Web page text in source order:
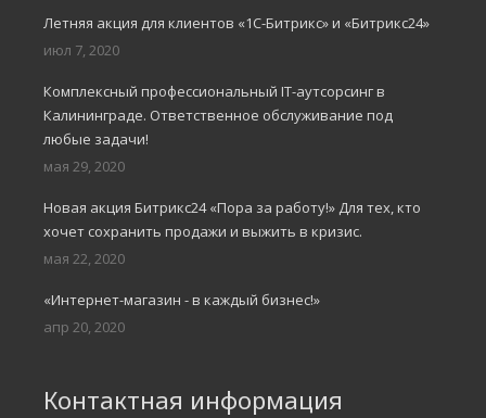
Летняя акция для клиентов «1С-Битрикс» и «Битрикс24»
июл 7, 2020
Комплексный профессиональный IT-аутсорсинг в
Калининграде. Ответственное обслуживание под
любые задачи!
мая 29, 2020
Новая акция Битрикс24 «Пора за работу!» Для тех, кто
хочет сохранить продажи и выжить в кризис.
мая 22, 2020
«Интернет-магазин - в каждый бизнес!»
апр 20, 2020
Контактная информация